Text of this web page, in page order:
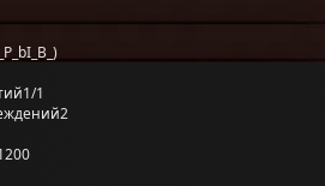
1/1
2